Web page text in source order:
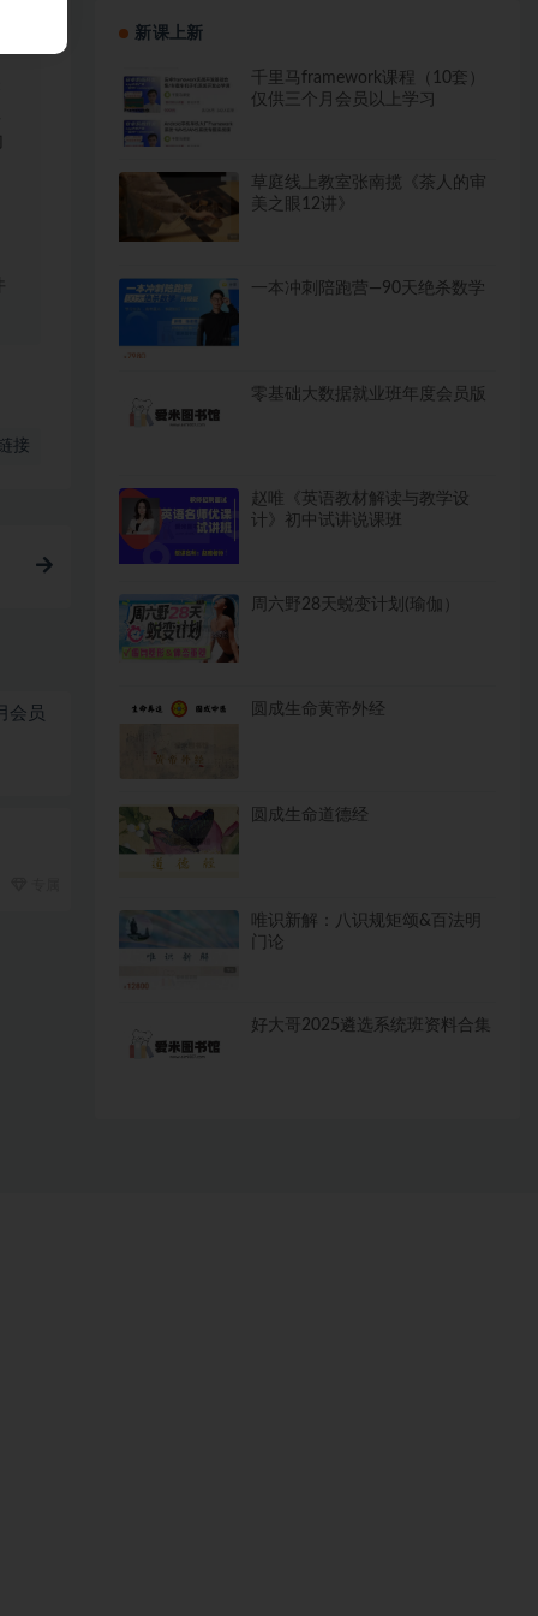
接
会员
新课上新
千里马framework课程（10套）
仅供三个月会员以上学习
草庭线上教室张南揽《茶人的审
美之眼12讲》
一本冲刺陪跑营—90天绝杀数学
零基础大数据就业班年度会员版
赵唯《英语教材解读与教学设
计》初中试讲说课班
周六野28天蜕变计划(瑜伽）
圆成生命黄帝外经
圆成生命道德经
唯识新解：八识规矩颂&百法明
门论
好大哥2025遴选系统班资料合集